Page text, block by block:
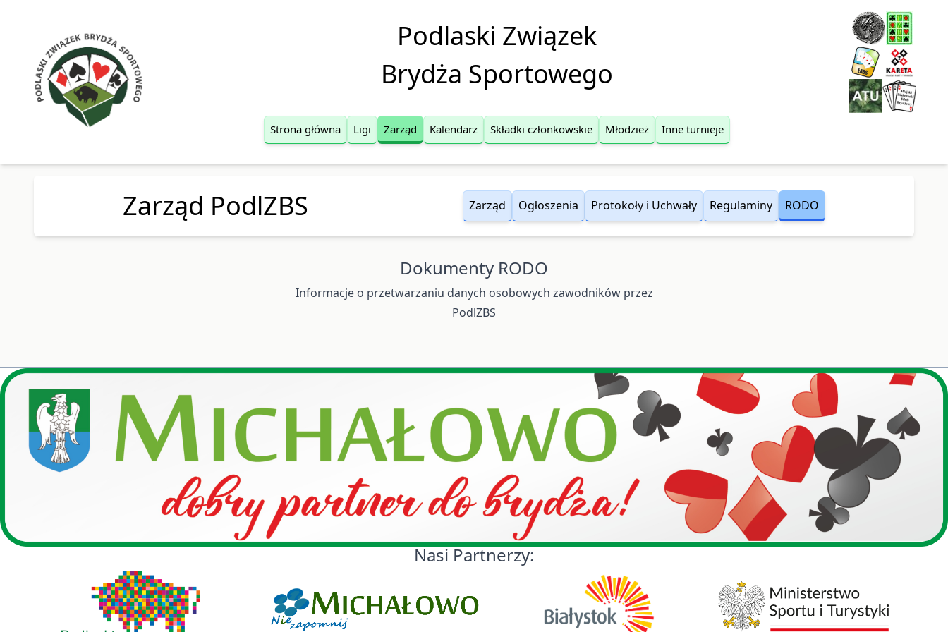
Podlaski Związek
Brydża Sportowego
Strona główna Ligi Zarząd Kalendarz Składki członkowskie Młodzież Inne turnieje
Zarząd PodlZBS Zarząd Ogłoszenia Protokoły i Uchwały Regulaminy RODO
Dokumenty RODO
Informacje o przetwarzaniu danych osobowych zawodników przez
PodlZBS
Nasi Partnerzy: